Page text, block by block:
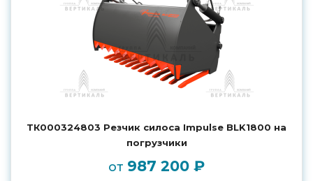
ТК000324803 Резчик силоса Impulse BLK1800 на
погрузчики
от 987 200 ₽